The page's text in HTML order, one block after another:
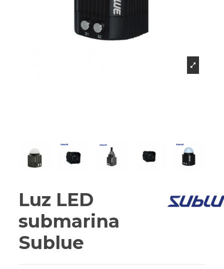
Luz LED
submarina
Sublue